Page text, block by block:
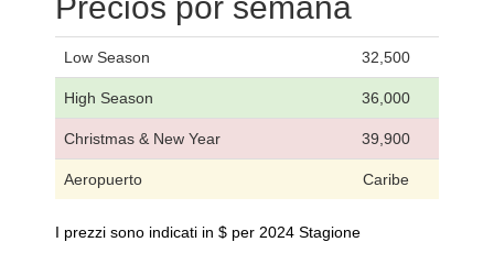
Low Season 32,500
High Season 36,000
Christmas & New Year 39,900
Aeropuerto Caribe
I prezzi sono indicati in $ per 2024 Stagione